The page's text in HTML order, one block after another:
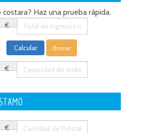
costara? Haz una prueba rápida.
€
€
€